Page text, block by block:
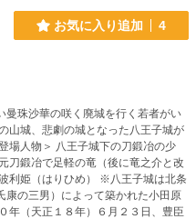
お気に入り追加 4
曼珠沙華の咲く廃城を行く若者がい
山城、悲劇の城となった八王子城が
刀鍛冶で足軽の竜（後に竜之介と改
ひめ） ※八王子城は北条
康の三男）によって築かれた小田原
年（天正１８年）６月２３日、豊臣